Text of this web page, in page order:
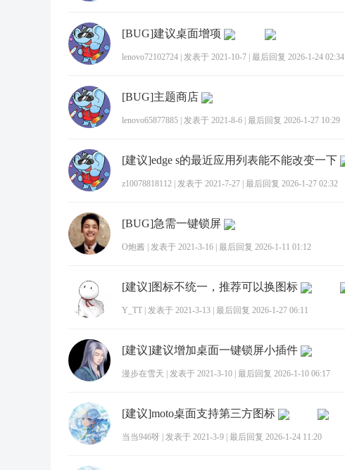
[BUG]建议桌面增项
lenovo72102724 发表于 2021-10-7 最后回复 2026-1-24 02:34
[BUG]主题商店
lenovo65877885 发表于 2021-8-6 最后回复 2026-1-27 10:29
[建议]edge s的最近应用列表能不能改变一下
z10078818112 发表于 2021-7-27 最后回复 2026-1-27 02:32
[BUG]急需一键锁屏
O炮酱 发表于 2021-3-16 最后回复 2026-1-11 01:12
[建议]图标不统一，推荐可以换图标
Y_TT 发表于 2021-3-13 最后回复 2026-1-27 06:11
[建议]建议增加桌面一键锁屏小插件
漫步在雪天 发表于 2021-3-10 最后回复 2026-1-10 06:17
[建议]moto桌面支持第三方图标
当当946呀 发表于 2021-3-9 最后回复 2026-1-24 11:20